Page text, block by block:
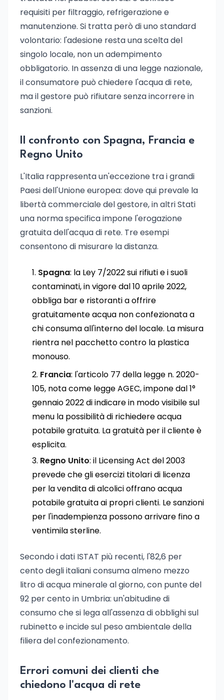
requisiti per filtraggio, refrigerazione e
manutenzione. Si tratta però di uno standard
volontario: l'adesione resta una scelta del
singolo locale, non un adempimento
obbligatorio. In assenza di una legge nazionale,
il consumatore può chiedere l'acqua di rete,
ma il gestore può rifiutare senza incorrere in
sanzioni.
Il confronto con Spagna, Francia e
Regno Unito
L'Italia rappresenta un'eccezione tra i grandi
Paesi dell'Unione europea: dove qui prevale la
libertà commerciale del gestore, in altri Stati
una norma specifica impone l'erogazione
gratuita dell'acqua di rete. Tre esempi
consentono di misurare la distanza.
Spagna: la Ley 7/2022 sui rifiuti e i suoli
contaminati, in vigore dal 10 aprile 2022,
obbliga bar e ristoranti a offrire
gratuitamente acqua non confezionata a
chi consuma all'interno del locale. La misura
rientra nel pacchetto contro la plastica
monouso.
Francia: l'articolo 77 della legge n. 2020-
105, nota come legge AGEC, impone dal 1°
gennaio 2022 di indicare in modo visibile sul
menu la possibilità di richiedere acqua
potabile gratuita. La gratuità per il cliente è
esplicita.
Regno Unito: il Licensing Act del 2003
prevede che gli esercizi titolari di licenza
per la vendita di alcolici offrano acqua
potabile gratuita ai propri clienti. Le sanzioni
per l'inadempienza possono arrivare fino a
ventimila sterline.
Secondo i dati ISTAT più recenti, l'82,6 per
cento degli italiani consuma almeno mezzo
litro di acqua minerale al giorno, con punte del
92 per cento in Umbria: un'abitudine di
consumo che si lega all'assenza di obblighi sul
rubinetto e incide sul peso ambientale della
filiera del confezionamento.
Errori comuni dei clienti che
chiedono l'acqua di rete